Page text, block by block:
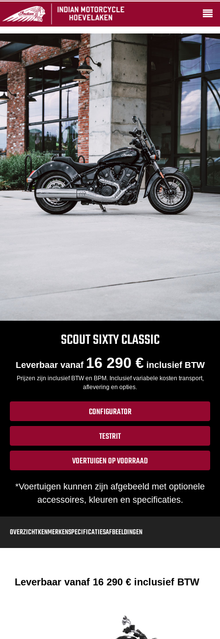
SCOUT SIXTY CLASSIC
Leverbaar vanaf 16 290 € inclusief BTW
Prijzen zijn inclusief BTW en BPM. Inclusief variabele kosten transport,
aflevering en opties.
CONFIGURATOR
TESTRIT
VOERTUIGEN OP VOORRAAD
*Voertuigen kunnen zijn afgebeeld met optionele
accessoires, kleuren en specificaties.
OVERZICHTKENMERKENSPECIFICATIESAFBEELDINGEN
Leverbaar vanaf 16 290 € inclusief BTW